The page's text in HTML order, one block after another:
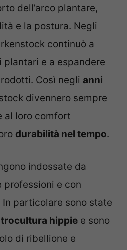
dell’arco plantare,
e la postura. Negli
continuò a
plantari e a espandere
Così negli anni
divennero sempre
al loro comfort
durabilità nel tempo.
indossate da
professioni e con
particolare sono state
hippie e sono
di ribellione e